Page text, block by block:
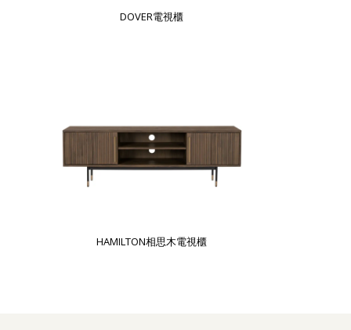
DOVER電視櫃
HAMILTON相思木電視櫃